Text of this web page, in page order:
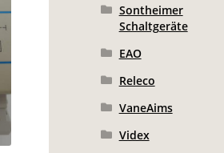
Sontheimer
Schaltgeräte
EAO
Releco
VaneAims
Videx